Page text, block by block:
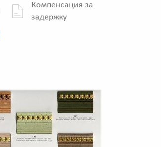
Компенсация за
задержку